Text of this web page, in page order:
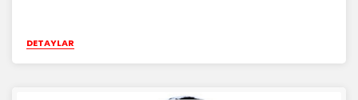
DETAYLAR